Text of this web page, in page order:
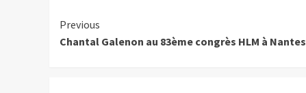
Continue
Reading
Previous
Chantal Galenon au 83ème congrès HLM à Nantes